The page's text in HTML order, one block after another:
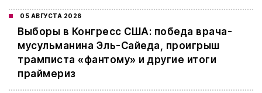
05 АВГУСТА 2026
Выборы в Конгресс США: победа врача-
мусульманина Эль-Сайеда, проигрыш
трамписта «фантому» и другие итоги
праймериз